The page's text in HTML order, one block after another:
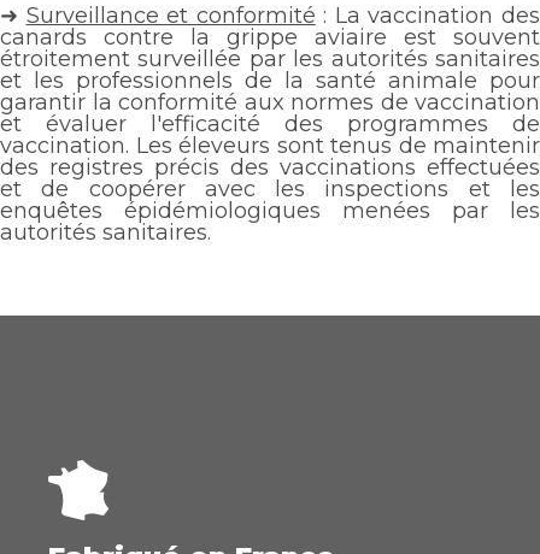
➜ Surveillance et conformité : La vaccination des
canards contre la grippe aviaire est souvent
étroitement surveillée par les autorités sanitaires
et les professionnels de la santé animale pour
garantir la conformité aux normes de vaccination
et évaluer l'efficacité des programmes de
vaccination. Les éleveurs sont tenus de maintenir
des registres précis des vaccinations effectuées
et de coopérer avec les inspections et les
enquêtes épidémiologiques menées par les
autorités sanitaires.